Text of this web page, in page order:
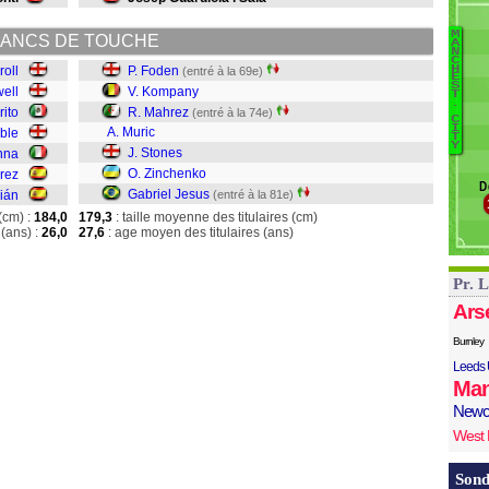
DE TOUCHE
P. Foden (entré à la 69e)
V. Kompany
R. Mahrez (entré à la 74e)
A. Muric
J. Stones
O. Zinchenko
Gabriel Jesus (entré à la 81e)
: 184,0
: 26,0
179,3 : taille moyenne des titulaires (cm)
27,6 : age moyen des titulaires (ans)
M
A
N
C
H
E
S
T
.
C
I
T
Y
Pr.
Burnley
Leeds
West